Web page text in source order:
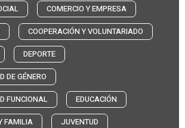
COMERCIO Y EMPRESA
COOPERACIÓN Y VOLUNTARIADO
DEPORTE
DE GÉNERO
FUNCIONAL
EDUCACIÓN
FAMILIA
JUVENTUD